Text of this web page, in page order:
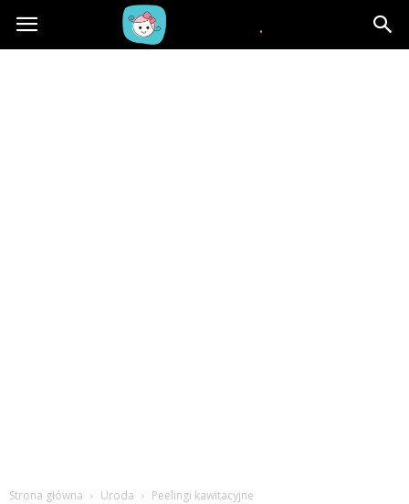
Beblaki.pl
Strona główna Uroda Peelingi kawitacyjne